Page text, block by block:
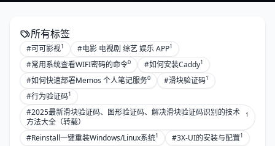
所有标签
#可可影视1 #电影 电视剧 综艺 娱乐 APP1
#常用系统查看WIFI密码的命令0 #如何安装Caddy1
#如何快速部署Memos 个人笔记服务0 #滑块验证码1
#行为验证码1
#2025最新滑块验证码、图形验证码、解决滑块验证码识别的技术
方法大全（转载）
1
#Reinstall一键重装Windows/Linux系统1 #3X-UI的安装与配置1